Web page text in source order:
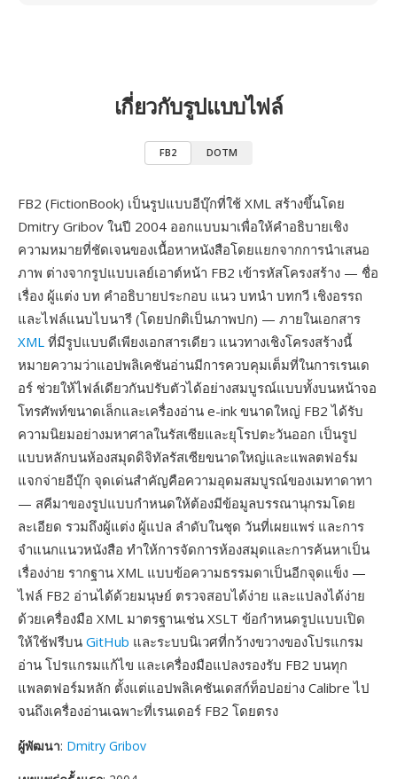
เกี่ยวกับรูปแบบไฟล์
FB2 DOTM
FB2 (FictionBook) เป็นรูปแบบอีบุ๊กที่ใช้ XML สร้างขึ้นโดย
Dmitry Gribov ในปี 2004 ออกแบบมาเพื่อให้คำอธิบายเชิง
ความหมายที่ชัดเจนของเนื้อหาหนังสือโดยแยกจากการนำเสนอ
ภาพ ต่างจากรูปแบบเลย์เอาต์หน้า FB2 เข้ารหัสโครงสร้าง — ชื่อ
เรื่อง ผู้แต่ง บท คำอธิบายประกอบ แนว บทนำ บทกวี เชิงอรรถ
และไฟล์แนบไบนารี (โดยปกติเป็นภาพปก) — ภายในเอกสาร
XML ที่มีรูปแบบดีเพียงเอกสารเดียว แนวทางเชิงโครงสร้างนี้
หมายความว่าแอปพลิเคชันอ่านมีการควบคุมเต็มที่ในการเรนเด
อร์ ช่วยให้ไฟล์เดียวกันปรับตัวได้อย่างสมบูรณ์แบบทั้งบนหน้าจอ
โทรศัพท์ขนาดเล็กและเครื่องอ่าน e-ink ขนาดใหญ่ FB2 ได้รับ
ความนิยมอย่างมหาศาลในรัสเซียและยุโรปตะวันออก เป็นรูป
แบบหลักบนห้องสมุดดิจิทัลรัสเซียขนาดใหญ่และแพลตฟอร์ม
แจกจ่ายอีบุ๊ก จุดเด่นสำคัญคือความอุดมสมบูรณ์ของเมทาดาทา
— สคีมาของรูปแบบกำหนดให้ต้องมีข้อมูลบรรณานุกรมโดย
ละเอียด รวมถึงผู้แต่ง ผู้แปล ลำดับในชุด วันที่เผยแพร่ และการ
จำแนกแนวหนังสือ ทำให้การจัดการห้องสมุดและการค้นหาเป็น
เรื่องง่าย รากฐาน XML แบบข้อความธรรมดาเป็นอีกจุดแข็ง —
ไฟล์ FB2 อ่านได้ด้วยมนุษย์ ตรวจสอบได้ง่าย และแปลงได้ง่าย
ด้วยเครื่องมือ XML มาตรฐานเช่น XSLT ข้อกำหนดรูปแบบเปิด
ให้ใช้ฟรีบน GitHub และระบบนิเวศที่กว้างขวางของโปรแกรม
อ่าน โปรแกรมแก้ไข และเครื่องมือแปลงรองรับ FB2 บนทุก
แพลตฟอร์มหลัก ตั้งแต่แอปพลิเคชันเดสก์ท็อปอย่าง Calibre ไป
จนถึงเครื่องอ่านเฉพาะที่เรนเดอร์ FB2 โดยตรง
ผู้พัฒนา: Dmitry Gribov